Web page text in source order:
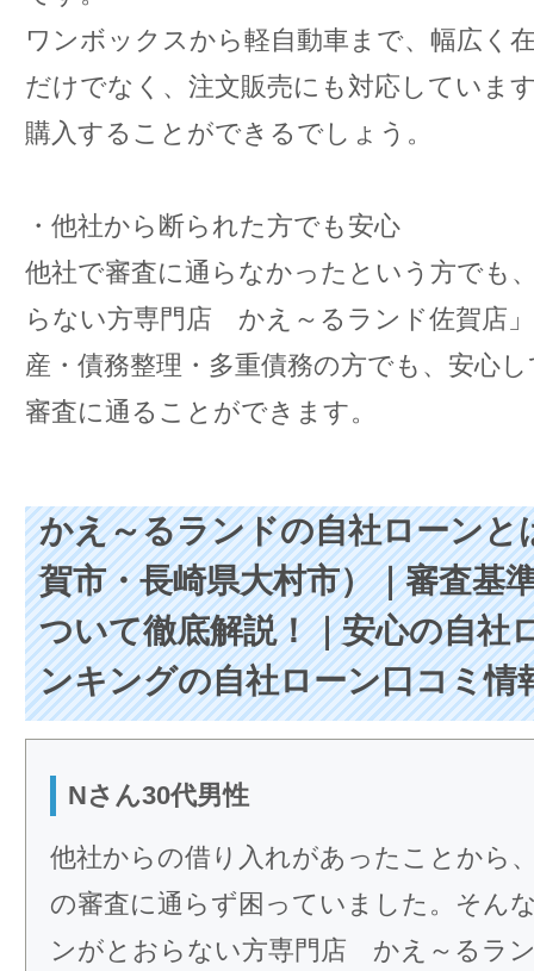
ワンボックスから軽自動車まで、幅広く
だけでなく、注文販売にも対応していま
購入することができるでしょう。
・他社から断られた方でも安心
他社で審査に通らなかったという方でも
らない方専門店 かえ～るランド佐賀店
産・債務整理・多重債務の方でも、安心
審査に通ることができます。
かえ～るランドの自社ローンと
賀市・長崎県大村市）｜審査基
ついて徹底解説！｜安心の自社
ンキングの自社ローン口コミ情
Nさん30代男性
他社からの借り入れがあったことから
の審査に通らず困っていました。そん
ンがとおらない方専門店 かえ～るラ